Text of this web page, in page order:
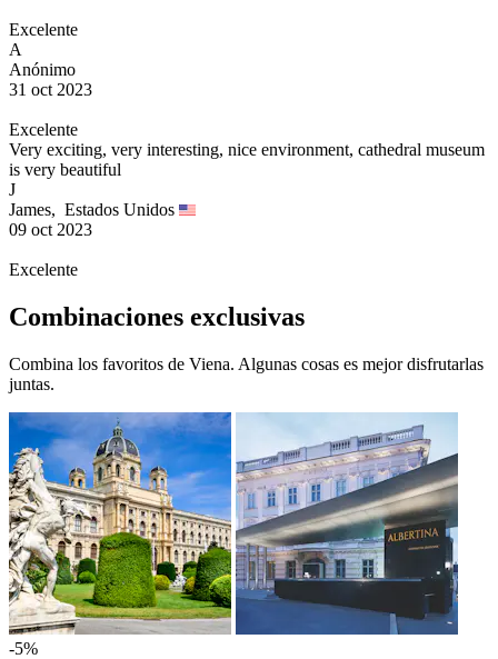
Excelente
A
Anónimo
31 oct 2023
Excelente
Very exciting, very interesting, nice environment, cathedral museum
is very beautiful
J
James, Estados Unidos
09 oct 2023
Excelente
Combinaciones exclusivas
Combina los favoritos de Viena. Algunas cosas es mejor disfrutarlas
juntas.
-5%